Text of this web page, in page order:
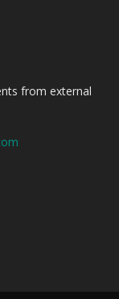
from external